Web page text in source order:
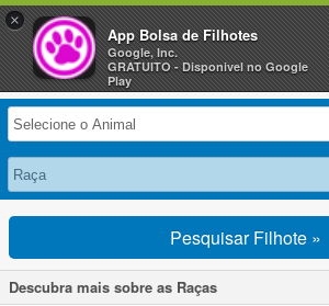
Selecione seu Animal
Pesquisar Filhote »
Descubra mais sobre as Raças
×
App Bolsa de Filhotes
Google, Inc.
GRATUITO - Disponivel no Google
Play